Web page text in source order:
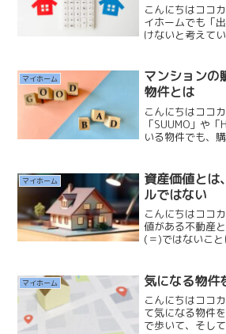
こんにちはココ
イホームでも「
けないと考えて
討する際に、２
がいくらで売却
はありますか？
す。販売されて
マイホーム
マンションの
物件とは
こんにちはココ
「SUUMO」や
いる物件でも、
う物件は存在し
イトはマッチン
SUUMOや
りません。また...
マイホーム
資産価値とは
ルではない
こんにちはココ
値がある不動産
(＝)ではないこ
ます。不動産が
を見ると資産価
まいます。しか
ん。不動産は「
マイホーム 気になる物件
こんにちはココ
て気になる物件
で歩いて、そし